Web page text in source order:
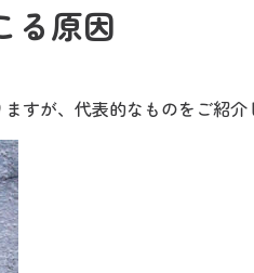
る原因
すが、代表的なものをご紹介